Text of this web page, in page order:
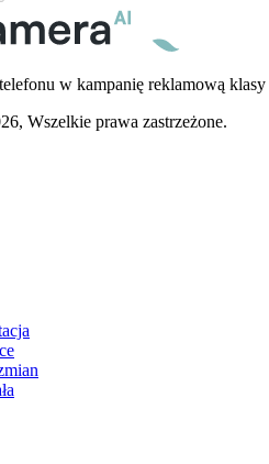
w kampanię reklamową
Wszelkie prawa zastrzeżone.